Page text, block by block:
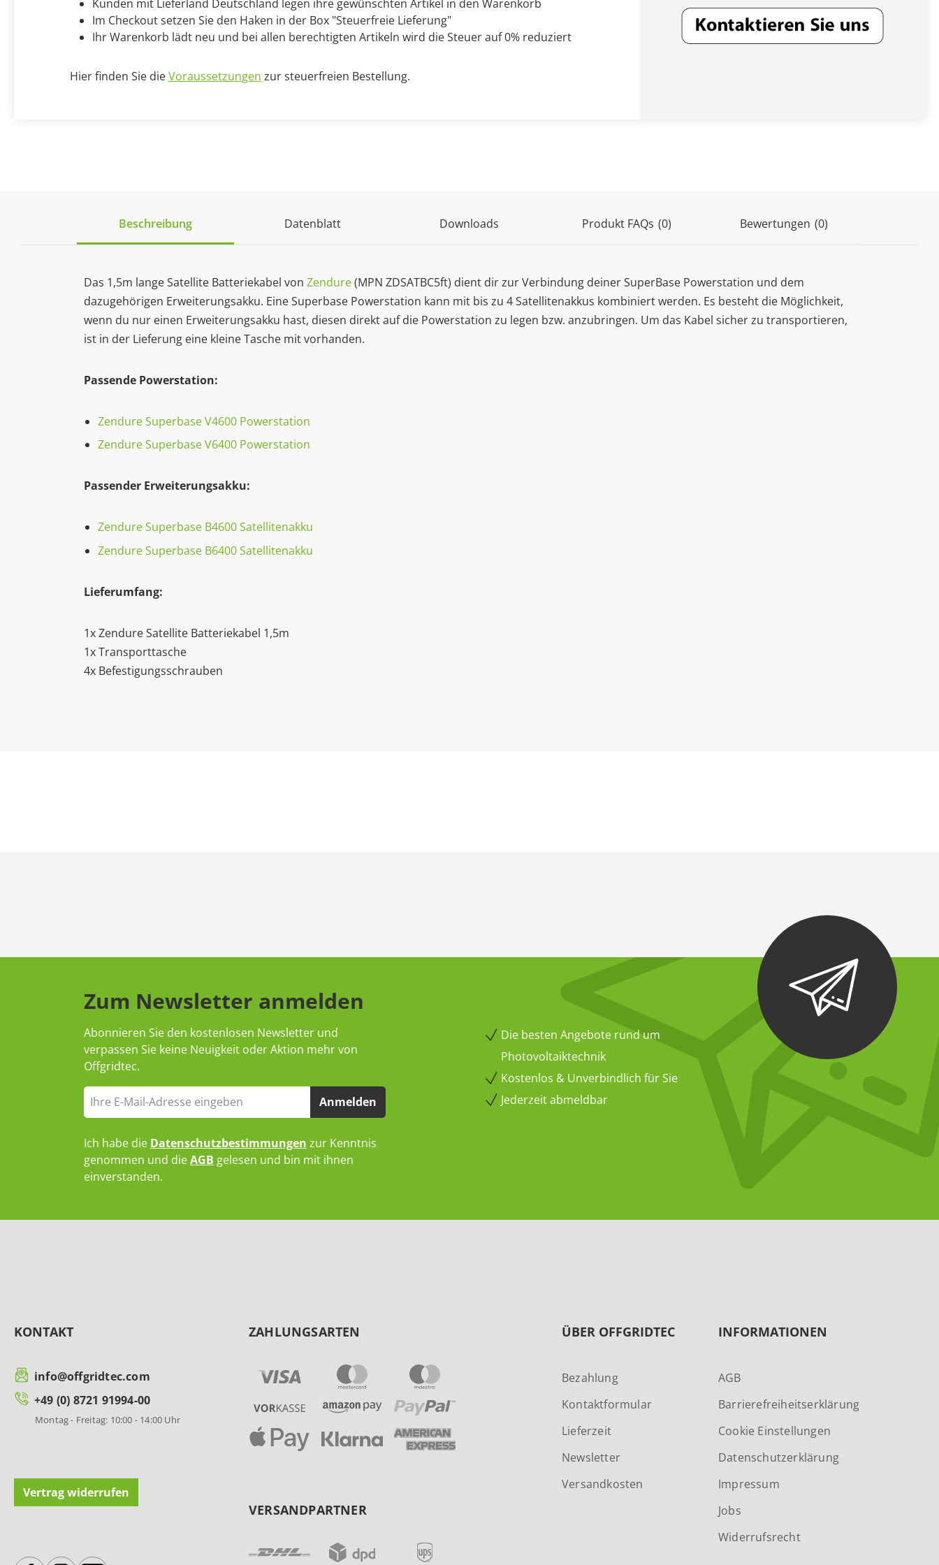
Kunden mit Lieferland Deutschland legen ihre gewünschten Artikel in den Warenkorb
Im Checkout setzen Sie den Haken in der Box "Steuerfreie Lieferung"
Ihr Warenkorb lädt neu und bei allen berechtigten Artikeln wird die Steuer auf 0% reduziert
Hier finden Sie dieVoraussetzungen zur steuerfreien Bestellung.
Beschreibung Datenblatt Downloads Produkt FAQs (0) Bewertungen (0)
Das 1,5m lange Satellite Batteriekabel von Zendure(MPN ZDSATBC5ft) dient dir zur Verbindung deiner SuperBase Powerstation und dem
dazugehörigen Erweiterungsakku. Eine Superbase Powerstation kann mit bis zu 4 Satellitenakkus kombiniert werden. Es besteht die Möglichkeit,
wenn du nur einen Erweiterungsakku hast, diesen direkt auf die Powerstation zu legen bzw. anzubringen. Um das Kabel sicher zu transportieren,
ist in der Lieferung eine kleine Tasche mit vorhanden.
Passende Powerstation:
Zendure Superbase V4600 Powerstation
Zendure Superbase V6400 Powerstation
Passender Erweiterungsakku:
Zendure Superbase B4600 Satellitenakku
Zendure Superbase B6400 Satellitenakku
Lieferumfang:
1x Zendure Satellite Batteriekabel 1,5m
1x Transporttasche
4x Befestigungsschrauben
Zum Newsletter anmelden
Abonnieren Sie den kostenlosen Newsletter und
verpassen Sie keine Neuigkeit oder Aktion mehr von
Offgridtec.
Anmelden
Ich habe die Datenschutzbestimmungen zur Kenntnis
genommen und dieAGB gelesen und bin mit ihnen
einverstanden.
Die besten Angebote rund um
Photovoltaiktechnik
Kostenlos & Unverbindlich für Sie
Jederzeit abmeldbar
KONTAKT
info@offgridtec.com
+49 (0) 8721 91994-00
Montag - Freitag: 10:00 - 14:00 Uhr
Vertrag widerrufen
ZAHLUNGSARTEN
VERSANDPARTNER
ÜBER OFFGRIDTEC
Bezahlung
Kontaktformular
Lieferzeit
Newsletter
Versandkosten
INFORMATIONEN
AGB
Barrierefreiheitserklärung
Cookie Einstellungen
Datenschutzerklärung
Impressum
Jobs
Widerrufsrecht